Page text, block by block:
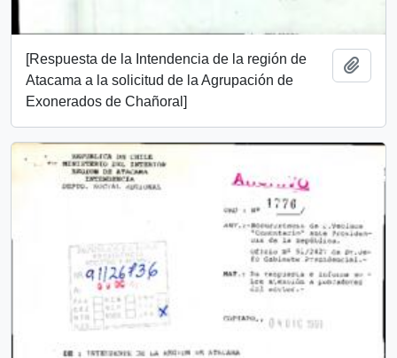
[Respuesta de la Intendencia de la región de
Atacama a la solicitud de la Agrupación de
Exonerados de Chañoral]